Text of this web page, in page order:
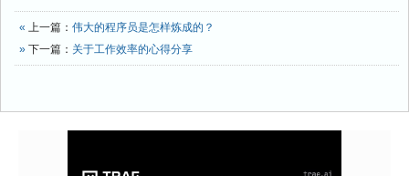
« 上一篇： 伟大的程序员是怎样炼成的？
» 下一篇： 关于工作效率的心得分享